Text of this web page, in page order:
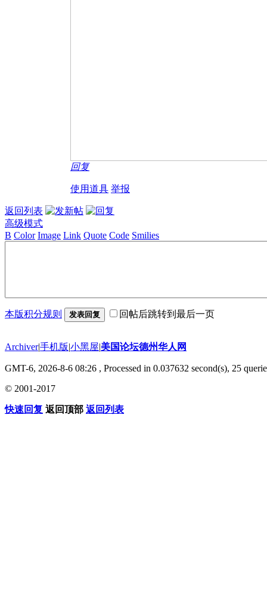
回复
使用道具 举报
返回列表
高级模式
B Color Image Link Quote Code Smilies
本版积分规则 发表回复 回帖后跳转到最后一页
Archiver|手机版|小黑屋|美国论坛德州华人网
GMT-6, 2026-8-6 08:26 , Processed in 0.037632 second(s), 25
© 2001-2017
快速回复 返回顶部 返回列表